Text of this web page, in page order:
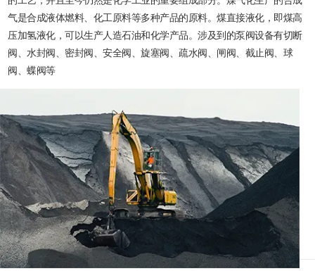
气是合成液体燃料、化工原料等多种产品的原料。煤直接液化，即煤高
压加氢液化，可以生产人造石油和化学产品。涉及到的泵阀设备有切断
阀、水封阀、密封阀、安全阀、旋塞阀、疏水阀、闸阀、截止阀、球
阀、蝶阀等